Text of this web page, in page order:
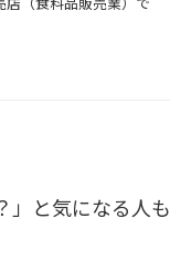
」と気になる人も